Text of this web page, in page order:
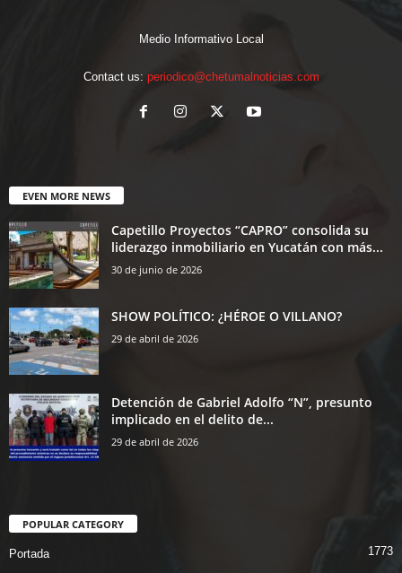
Medio Informativo Local
Contact us: periodico@chetumalnoticias.com
EVEN MORE NEWS
Capetillo Proyectos “CAPRO” consolida su
liderazgo inmobiliario en Yucatán con más...
30 de junio de 2026
SHOW POLÍTICO: ¿HÉROE O VILLANO?
29 de abril de 2026
Detención de Gabriel Adolfo “N”, presunto
implicado en el delito de...
29 de abril de 2026
POPULAR CATEGORY
Portada
1773